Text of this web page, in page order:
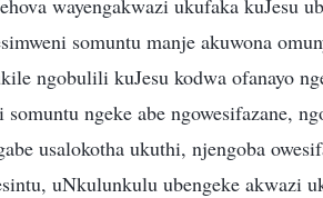
wayengakwazi ukufaka kuJesu
somuntu manje akuwona
ngobulili kuJesu kodwa ofanayo
ngeke abe ngowesifazane,
usalokotha ukuthi, njengoba
uNkulunkulu ubengeke akwazi